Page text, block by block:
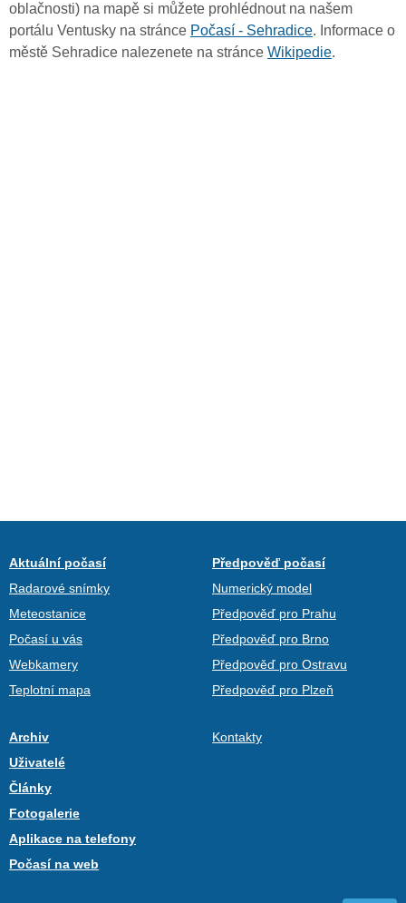
oblačnosti) na mapě si můžete prohlédnout na našem
portálu Ventusky na stránce Počasí - Sehradice. Informace o
městě Sehradice nalezenete na stránce Wikipedie.
Aktuální počasí
Radarové snímky
Meteostanice
Počasí u vás
Webkamery
Teplotní mapa
Předpověď počasí
Numerický model
Předpověď pro Prahu
Předpověď pro Brno
Předpověď pro Ostravu
Předpověď pro Plzeň
Archiv
Uživatelé
Články
Fotogalerie
Aplikace na telefony
Počasí na web
Kontakty